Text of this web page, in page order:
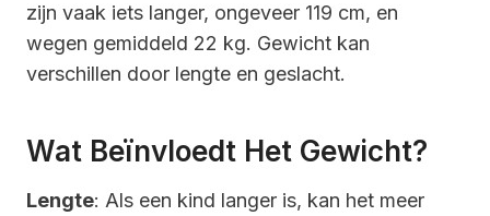
zijn vaak iets langer, ongeveer 119 cm, en
wegen gemiddeld 22 kg. Gewicht kan
verschillen door lengte en geslacht.
Wat Beïnvloedt Het Gewicht?
Lengte: Als een kind langer is, kan het meer